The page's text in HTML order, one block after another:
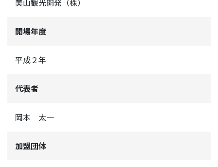
美山観光開発（株）
開場年度
平成２年
代表者
岡本 太一
加盟団体